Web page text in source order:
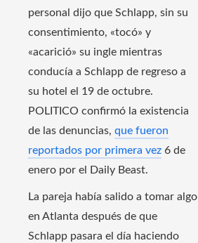
personal dijo que Schlapp, sin su
consentimiento, «tocó» y
«acarició» su ingle mientras
conducía a Schlapp de regreso a
su hotel el 19 de octubre.
POLITICO confirmó la existencia
de las denuncias, que fueron
reportados por primera vez 6 de
enero por el Daily Beast.
La pareja había salido a tomar algo
en Atlanta después de que
Schlapp pasara el día haciendo